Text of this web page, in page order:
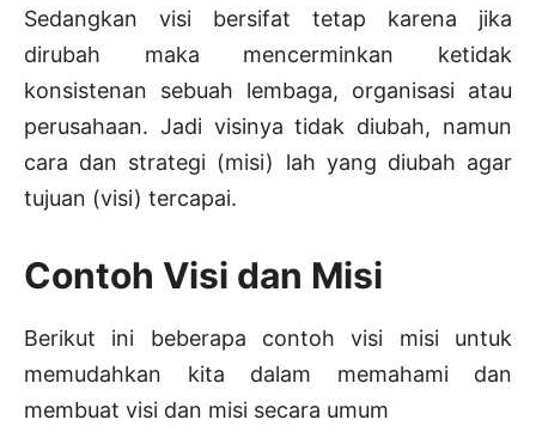
Sedangkan visi bersifat tetap karena jika
dirubah maka mencerminkan ketidak
konsistenan sebuah lembaga, organisasi atau
perusahaan. Jadi visinya tidak diubah, namun
cara dan strategi (misi) lah yang diubah agar
tujuan (visi) tercapai.
Contoh Visi dan Misi
Berikut ini beberapa contoh visi misi untuk
memudahkan kita dalam memahami dan
membuat visi dan misi secara umum